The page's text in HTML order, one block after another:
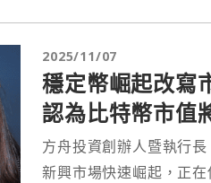
2025/11/07
穩定幣崛起改
認為比特幣市值
價 30 萬美元
方舟投資創辦人暨執行
新興市場快速崛起，正